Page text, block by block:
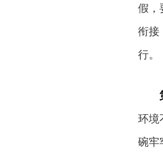
假，
衔接
行。
环境
碗牢